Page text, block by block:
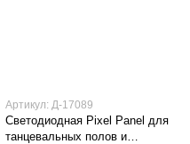
Артикул: Д-17089
Светодиодная Pixel Panel для
танцевальных полов и